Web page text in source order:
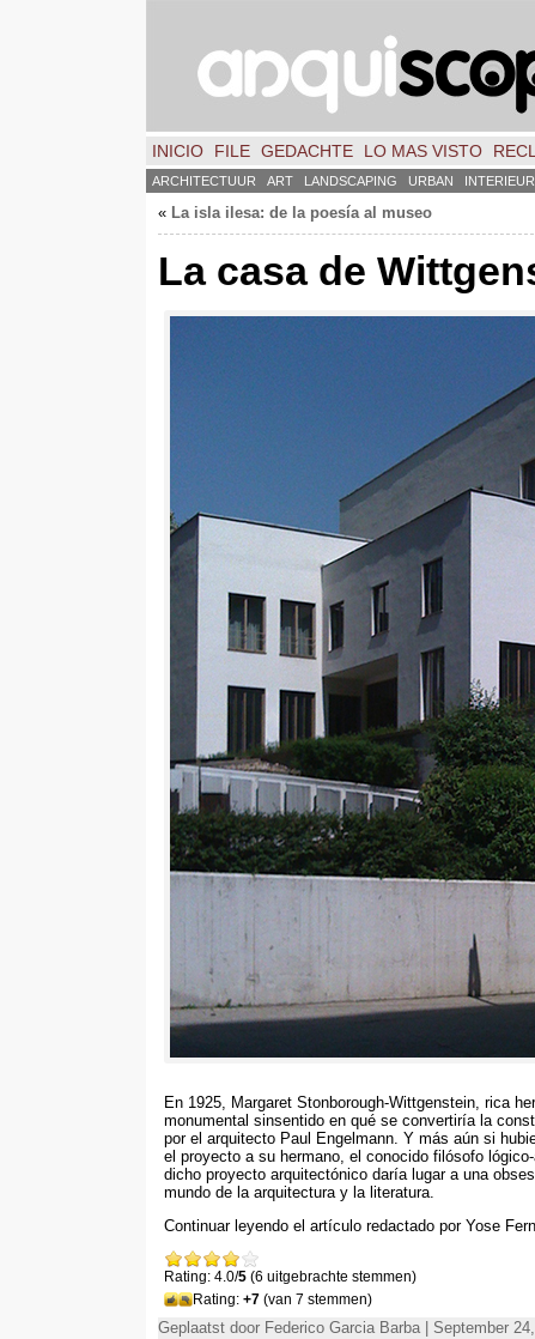
INICIO FILE GEDACHTE LO MAS VISTO
ARCHITECTUUR ART LANDSCAPING URBAN INTERIEUR
« La isla ilesa: de la poesía al museo
La casa de
En 1925, Margaret Stonborough-Wittgenstein rica
monumental sinsentido en qué se convertiría la
por el arquitecto Paul Engelmann Y más aún si
el proyecto a su hermano el conocido filósofo
dicho proyecto arquitectónico daría lugar a una
mundo de la arquitectura y la literatura
Continuar leyendo el artículo redactado por Yose
Rating: 4.0/5 (6 uitgebrachte stemmen)
Rating: +7 (van 7 stemmen)
Geplaatst door Federico Garcia Barba | September